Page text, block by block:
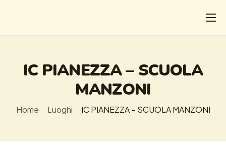
CHI
I SALVATI
NEWS
IC PIANEZZA – SCUOLA
MANZONI
Home Luoghi IC PIANEZZA – SCUOLA MANZONI